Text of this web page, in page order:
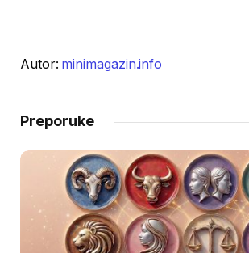
Autor: minimagazin.info
Preporuke